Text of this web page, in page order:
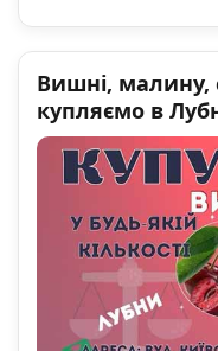
Вишні, малину,
купляємо в